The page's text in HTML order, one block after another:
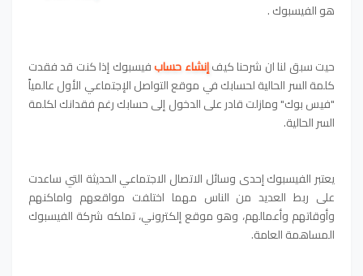
هو الفيسبوك .
حيت سبق لنا ان شرحناكيفإنشاء حسابفيسبوكإذا كنت قد فقدت
كلمة السر الحالية لحسابك في موقع التواصل الإجتماعي الأول عالمياً
"فيس بوك" ومازلت قادر على الدخول إلى حسابك رغم فقدانك لكلمة
السر الحالية.
يعتبر الفيسبوك إحدى وسائل الاتصال الاجتماعي الحديثة التي ساعدت
على ربط العديد من الناس مهما اختلفت مواقعهم واماكنهم
وأوقاتهم وأعمالهم، وهو موقع إلكتروني، تملكه شركة الفيسبوك
المساهمة العامة.